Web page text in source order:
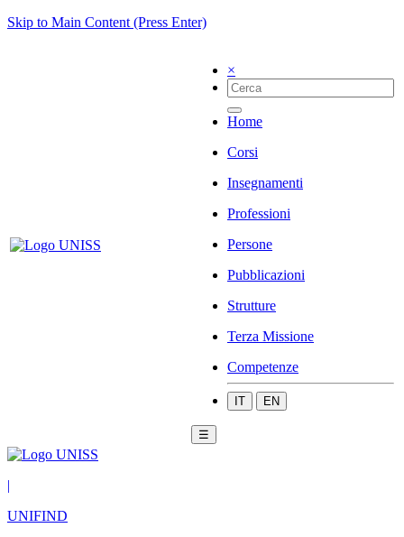
Skip to Main Content (Press Enter)
×
Home
Corsi
Insegnamenti
Professioni
Persone
Pubblicazioni
Strutture
Terza Missione
Competenze
IT EN
☰
|
UNIFIND